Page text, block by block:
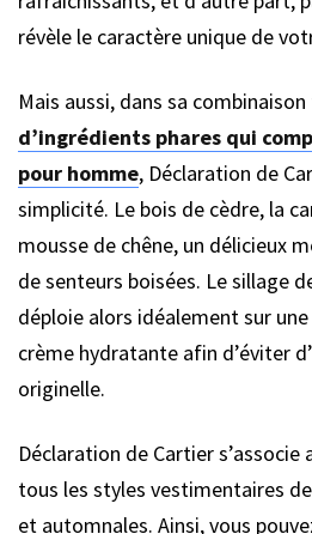
révèle le caractère unique de
Mais aussi, dans sa
d’ingrédients phares qui
pour homme, Déclaration de
simplicité. Le bois de cèdre, la
mousse de chêne, un délicieux
de senteurs boisées. Le sillage
déploie alors idéalement sur
crème hydratante afin d’éviter
originelle.
Déclaration de Cartier s’associe
tous les styles vestimentaires
et automnales. Ainsi, vous